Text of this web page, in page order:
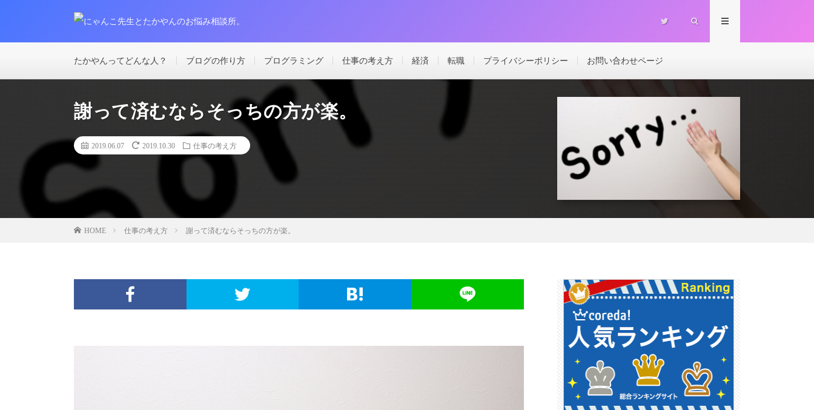
たかやんってどんな人？ ブログの作り方 プログラミング 仕事の考え方 経済 転職 プライバシーポリシー お問い合わせページ
謝って済むならそっちの方が楽。
2019.06.07 2019.10.30 仕事の考え方
HOME 仕事の考え方 謝って済むならそっちの方が楽。